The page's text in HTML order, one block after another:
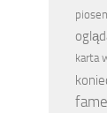
karta